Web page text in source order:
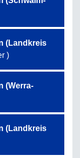
(Landkreis
)
(Werra-
(Landkreis